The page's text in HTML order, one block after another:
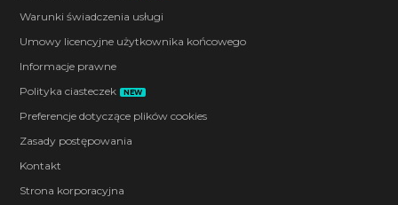
Warunki świadczenia usługi
Umowy licencyjne użytkownika końcowego
Informacje prawne
Polityka ciasteczek
NEW
Preferencje dotyczące plików cookies
Zasady postępowania
Kontakt
Strona korporacyjna